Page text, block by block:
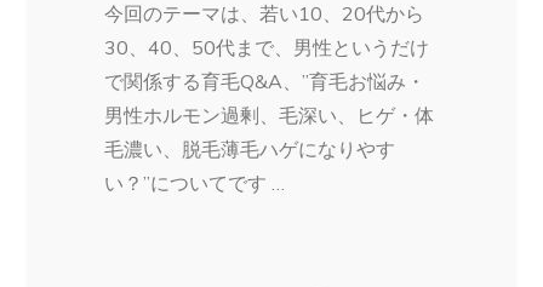
今回のテーマは、若い10、20代から
30、40、50代まで、男性というだけ
で関係する育毛Q&A、”育毛お悩み・
男性ホルモン過剰、毛深い、ヒゲ・体
毛濃い、脱毛薄毛ハゲになりやす
い？”についてです …